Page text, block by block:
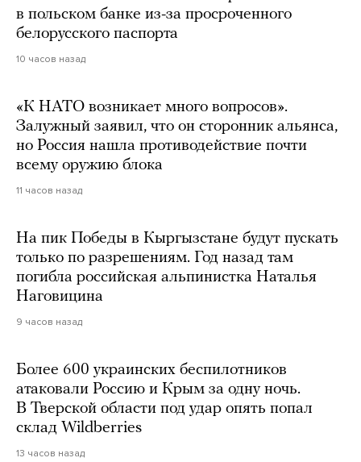
в польском банке из-за просроченного
белорусского паспорта
10 часов назад
«К НАТО возникает много вопросов».
Залужный заявил, что он сторонник альянса,
но Россия нашла противодействие почти
всему оружию блока
11 часов назад
На пик Победы в Кыргызстане будут пускать
только по разрешениям. Год назад там
погибла российская альпинистка Наталья
Наговицина
9 часов назад
Более 600 украинских беспилотников
атаковали Россию и Крым за одну ночь.
В Тверской области под удар опять попал
склад Wildberries
13 часов назад